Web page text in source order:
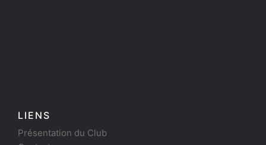
LIENS
Présentation du Club